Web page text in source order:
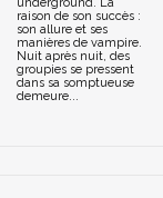
raison de son succès :
son allure et ses
manières de vampire.
Nuit après nuit, des
groupies se pressent
dans sa somptueuse
demeure...